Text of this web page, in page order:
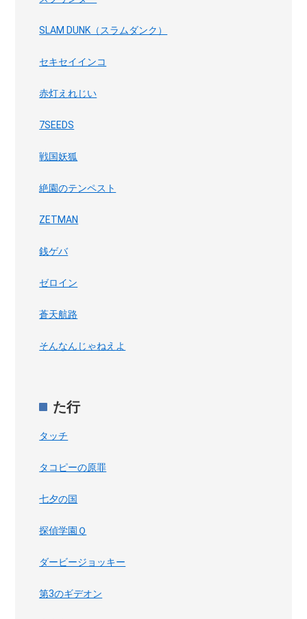
SLAM DUNK（スラムダンク）
セキセイインコ
赤灯えれじい
7SEEDS
戦国妖狐
絶園のテンペスト
ZETMAN
銭ゲバ
ゼロイン
蒼天航路
そんなんじゃねえよ
た行
タッチ
タコピーの原罪
七夕の国
探偵学園Ｑ
ダービージョッキー
第3のギデオン